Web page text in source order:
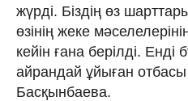
жүрді. Біздің өз
өзінің жеке
кейін ғана берілді. Енді
айрандай ұйыған
Басқынбаева.